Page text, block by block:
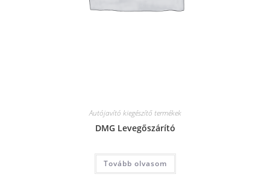
Autójavító kiegészítő termékek
DMG Levegőszárító
Tovább olvasom